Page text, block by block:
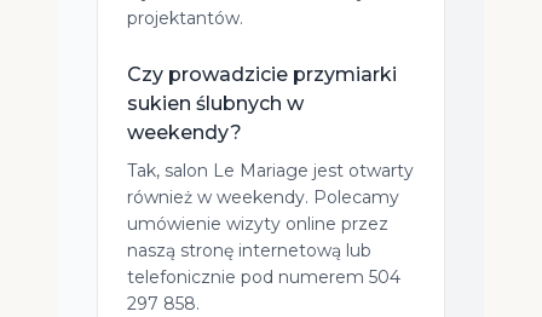
projektantów.
Czy prowadzicie przymiarki
sukien ślubnych w
weekendy?
Tak, salon Le Mariage jest otwarty
również w weekendy. Polecamy
umówienie wizyty online przez
naszą stronę internetową lub
telefonicznie pod numerem 504
297 858.